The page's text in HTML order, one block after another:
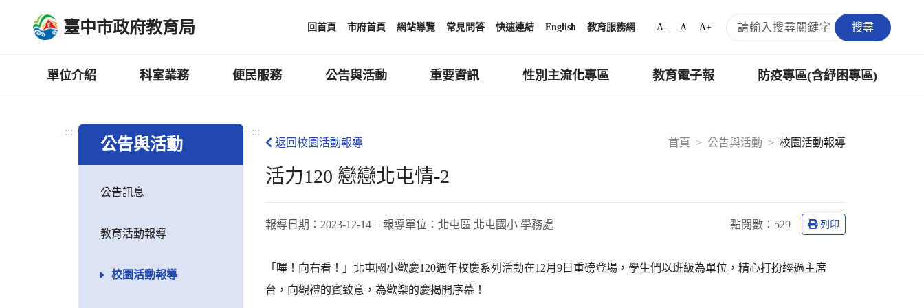
臺中市政府教育局 回首頁 市府首頁 網站導覽 常見問答 快速連結 English 教育服務網 A- A A+ 搜尋
單位介紹 科室業務 便民服務 公告與活動 重要資訊 性別主流化專區 教育電子報 防疫專區(含紓困專區)
:::
公告與活動
公告訊息
教育活動報導
校園活動報導
:::
首頁
公告與活動 校園活動報導
返回校園活動報導
活力120 戀戀北屯情-2
報導日期： 2023-12-14 報導單位： 北屯區 北屯國小 學務處 點閱數： 529 列印
「嗶！向右看！」北屯國小歡慶120週年校慶系列活動在12月9日重磅登場，學生們以班級為單位，精心打扮經過主席
台，向觀禮的賓致意，為歡樂的慶揭開序幕！